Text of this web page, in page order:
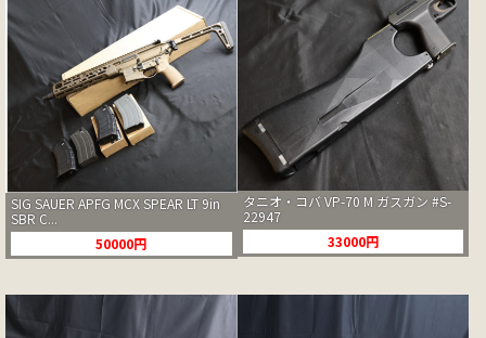
SIG SAUER APFG MCX SPEAR LT 9in
SBR C...
50000円
タニオ・コバ VP-70 M ガスガン #S-
22947
33000円